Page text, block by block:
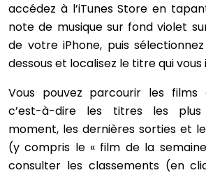
accédez à l’iTunes Store en
note de musique sur fond violet
de votre iPhone, puis
dessous et localisez le titre qui vous
Vous pouvez parcourir les films
c’est-à-dire les titres les plus
moment, les dernières sorties et
(y compris le « film de la
consulter les classements (en